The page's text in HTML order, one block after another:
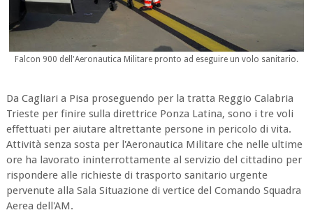
Falcon 900 dell'Aeronautica Militare pronto ad eseguire un volo sanitario.
Da Cagliari a Pisa proseguendo per la tratta Reggio Calabria
Trieste per finire sulla direttrice Ponza Latina, sono i tre voli
effettuati per aiutare altrettante persone in pericolo di vita.
Attività senza sosta per l'Aeronautica Militare che nelle ultime
ore ha lavorato ininterrottamente al servizio del cittadino per
rispondere alle richieste di trasporto sanitario urgente
pervenute alla Sala Situazione di vertice del Comando Squadra
Aerea dell'AM.